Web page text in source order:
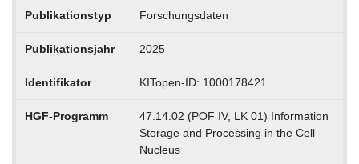
Publikationstyp Forschungsdaten
Publikationsjahr 2025
Identifikator KITopen-ID: 1000178421
HGF-Programm
47.14.02 (POF IV, LK 01) Information
Storage and Processing in the Cell
Nucleus